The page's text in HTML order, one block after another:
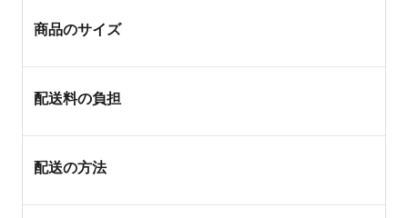
商品のサイズ
配送料の負担
配送の方法